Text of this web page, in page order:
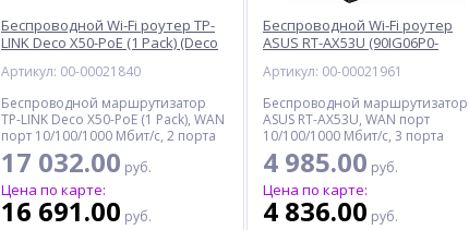
Беспроводной Wi-Fi роутер TP-
LINK Deco X50-PoE (1 Pack) (Deco
Артикул: 00-00021840
Беспроводной маршрутизатор
TP-LINK Deco X50-PoE (1 Pack), WAN
порт 10/100/1000 Мбит/с, 2 порта
10/100/1000 Мбит/с, 2 PoE порта,
2402 Мбит/с, MIMO
17 032.00 руб.
Цена по карте:
16 691.00 руб.
Беспроводной Wi-Fi роутер
ASUS RT-AX53U (90IG06P0-
Артикул: 00-00021961
Беспроводной маршрутизатор
ASUS RT-AX53U, WAN порт
10/100/1000 Мбит/с, 3 порта
10/100/1000 Мбит/с, 1775 Мбит/с,
MIMO, 1 порт USB 2.0
4 985.00 руб.
Цена по карте:
4 836.00 руб.